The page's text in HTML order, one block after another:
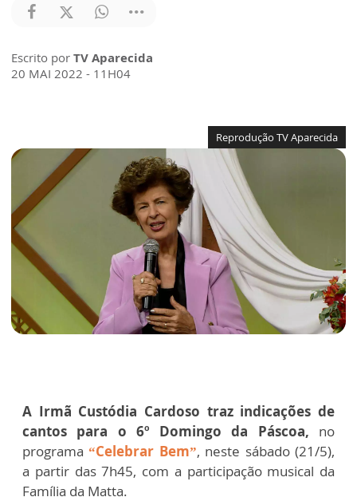
Escrito por TV Aparecida
20 MAI 2022 - 11H04
Reprodução TV Aparecida
A Irmã Custódia Cardoso traz indicações de
cantos para o 6º Domingo da Páscoa, no
programa“Celebrar Bem”, neste sábado (21/5),
a partir das 7h45, com a participação musical da
Família da Matta.